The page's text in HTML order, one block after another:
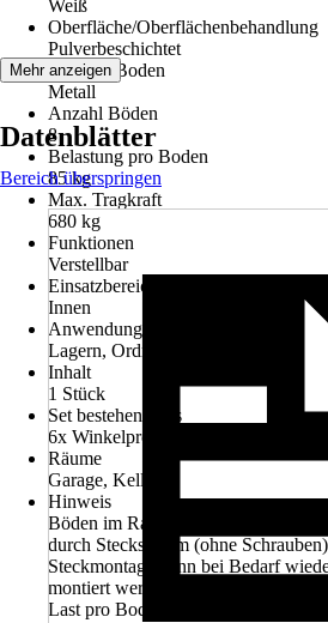
Weiß
Oberfläche/Oberflächenbehandlung
Pulverbeschichtet
Material Boden
Metall
Anzahl Böden
8
Belastung pro Boden
85 kg
Max. Tragkraft
680 kg
Funktionen
Verstellbar
Einsatzbereich
Innen
Anwendung
Lagern, Ordnen, Verstauen
Inhalt
1 Stück
Set bestehend aus
6x Winkelprofil geteilt, 8x
Räume
Garage, Keller
Hinweis
Böden im Raster von 100 mm
durch Stecksystem (ohne
Steckmontage kann bei Bedarf
montiert werden., Die Angaben
Last pro Boden bei Befestigung an
Mehr anzeigen
Datenblätter
Bereich überspringen